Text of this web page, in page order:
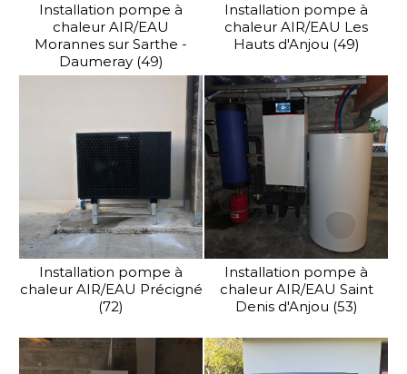
Installation pompe à
chaleur AIR/EAU
Morannes sur Sarthe -
Daumeray (49)
Installation pompe à
chaleur AIR/EAU Les
Hauts d'Anjou (49)
Installation pompe à
chaleur AIR/EAU Précigné
(72)
Installation pompe à
chaleur AIR/EAU Saint
Denis d'Anjou (53)